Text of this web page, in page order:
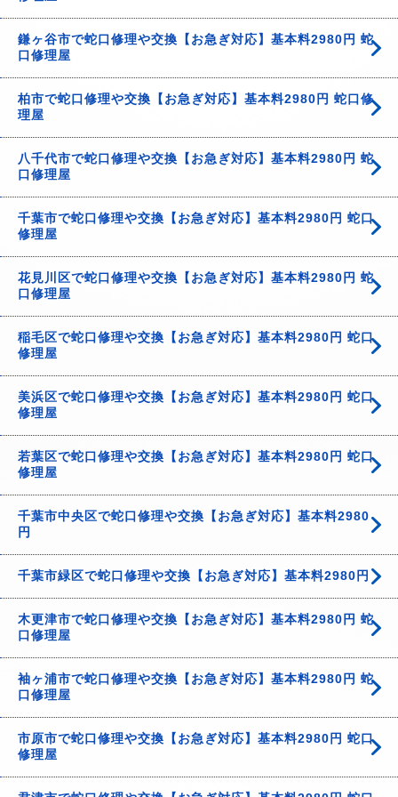
鎌ヶ谷市で蛇口修理や交換【お急ぎ対応】基本料2980円 蛇
口修理屋
柏市で蛇口修理や交換【お急ぎ対応】基本料2980円 蛇口修
理屋
八千代市で蛇口修理や交換【お急ぎ対応】基本料2980円 蛇
口修理屋
千葉市で蛇口修理や交換【お急ぎ対応】基本料2980円 蛇口
修理屋
花見川区で蛇口修理や交換【お急ぎ対応】基本料2980円 蛇
口修理屋
稲毛区で蛇口修理や交換【お急ぎ対応】基本料2980円 蛇口
修理屋
美浜区で蛇口修理や交換【お急ぎ対応】基本料2980円 蛇口
修理屋
若葉区で蛇口修理や交換【お急ぎ対応】基本料2980円 蛇口
修理屋
千葉市中央区で蛇口修理や交換【お急ぎ対応】基本料2980
円
千葉市緑区で蛇口修理や交換【お急ぎ対応】基本料2980円
木更津市で蛇口修理や交換【お急ぎ対応】基本料2980円 蛇
口修理屋
袖ヶ浦市で蛇口修理や交換【お急ぎ対応】基本料2980円 蛇
口修理屋
市原市で蛇口修理や交換【お急ぎ対応】基本料2980円 蛇口
修理屋